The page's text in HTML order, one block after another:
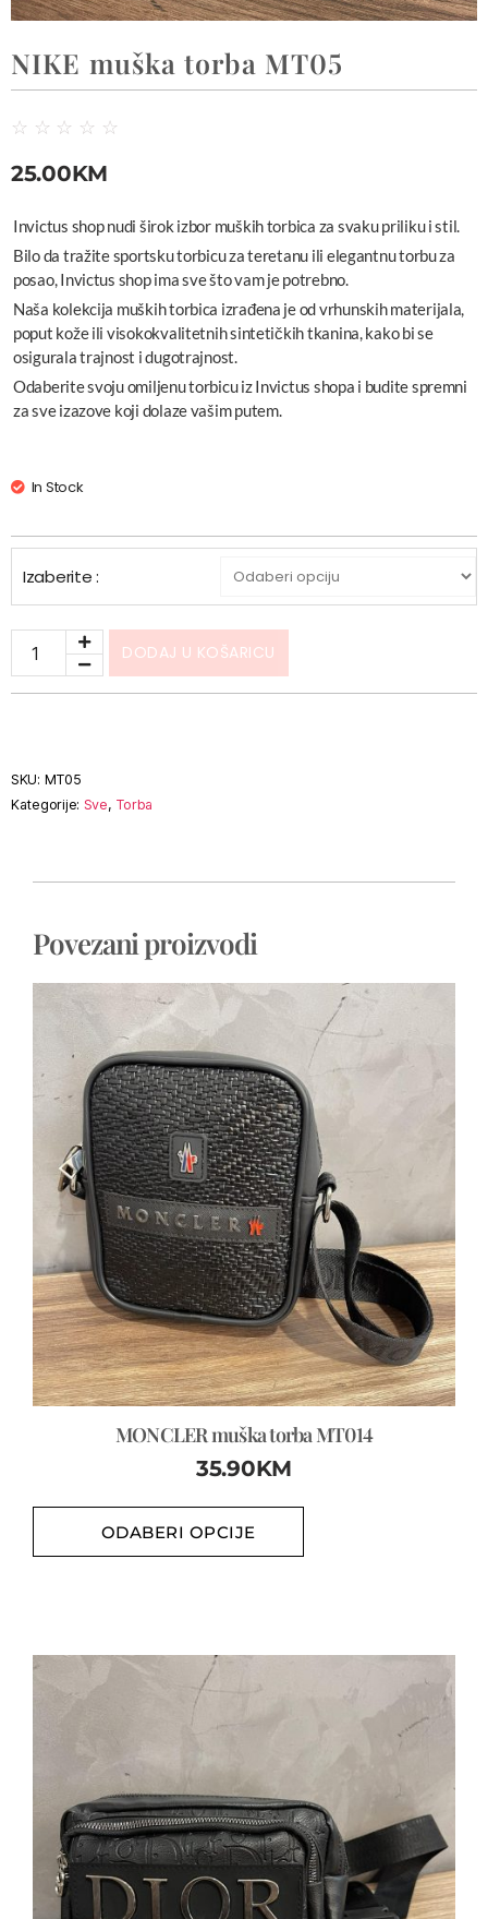
NIKE muška torba MT05
☆ ☆ ☆ ☆ ☆
25.00KM
Invictus shop nudi širok izbor muških torbica za svaku priliku i stil.
Bilo da tražite sportsku torbicu za teretanu ili elegantnu torbu za
posao, Invictus shop ima sve što vam je potrebno.
Naša kolekcija muških torbica izrađena je od vrhunskih materijala,
poput kože ili visokokvalitetnih sintetičkih tkanina, kako bi se
osigurala trajnost i dugotrajnost.
Odaberite svoju omiljenu torbicu iz Invictus shopa i budite spremni
za sve izazove koji dolaze vašim putem.
In Stock
Izaberite :
DODAJ U KOŠARICU
SKU: MT05
Kategorije: Sve, Torba
Povezani proizvodi
MONCLER muška torba MT014
35.90KM
ODABERI OPCIJE